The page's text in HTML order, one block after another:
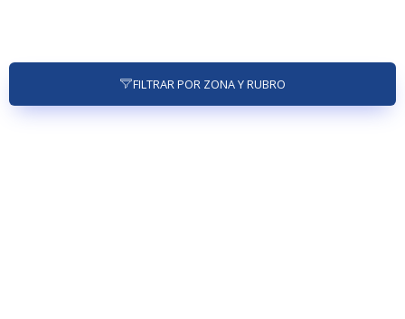
FILTRAR POR ZONA Y RUBRO